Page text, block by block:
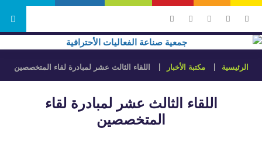
الرئيسية مكتبة الأخبار اللقاء الثالث عشر لمبادرة لقاء المتخصصين
اللقاء الثالث عشر لمبادرة لقاء
المتخصصين